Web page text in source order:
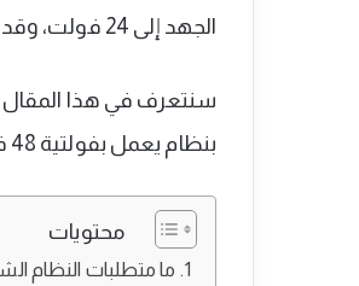
الجهد إلى 24 فولت، وقد يتسبب ذلك في حدوث أعطال بداخل منظم الشحن.
سنتعرف في هذا المقال
بنظام يعمل بفولتية 48 فولت.
محتويات
ما متطلبات النظام